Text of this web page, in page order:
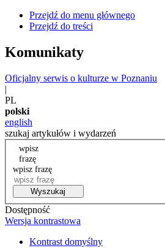
Przejdź do menu głównego
Przejdź do treści
Komunikaty
Oficjalny serwis o kulturze w Poznaniu
|
PL
polski
english
szukaj artykułów i wydarzeń
wpisz
frazę
wpisz frazę
Wyszukaj
Dostępność
Wersja kontrastowa
Kontrast domyślny